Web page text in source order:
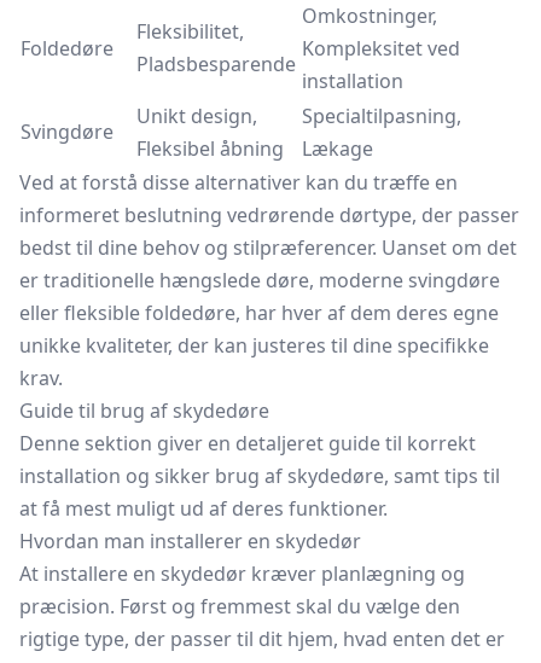
Foldedøre
Fleksibilitet,
Pladsbesparende
Omkostninger,
Kompleksitet ved
installation
Svingdøre
Unikt design,
Fleksibel åbning
Specialtilpasning,
Lækage
Ved at forstå disse alternativer kan du træffe en
informeret beslutning vedrørende dørtype, der passer
bedst til dine behov og stilpræferencer. Uanset om det
er traditionelle hængslede døre, moderne svingdøre
eller fleksible foldedøre, har hver af dem deres egne
unikke kvaliteter, der kan justeres til dine specifikke
krav.
Guide til brug af skydedøre
Denne sektion giver en detaljeret guide til korrekt
installation og sikker brug af skydedøre, samt tips til
at få mest muligt ud af deres funktioner.
Hvordan man installerer en skydedør
At installere en skydedør kræver planlægning og
præcision. Først og fremmest skal du vælge den
rigtige type, der passer til dit hjem, hvad enten det er